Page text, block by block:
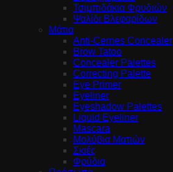
Τσιμπιδάκια Φρυδιών
Ψαλίδι Βλεφαρίδων
Μάτια
Anti-Cernes Concealer
Brow Tatoo
Concealer Palettes
Correcting Palette
Eye Primer
Eyeliner
Eyeshadow Palettes
Liquid Eyeliner
Mascara
Μολύβια Ματιών
Σκιές
Φρύδια